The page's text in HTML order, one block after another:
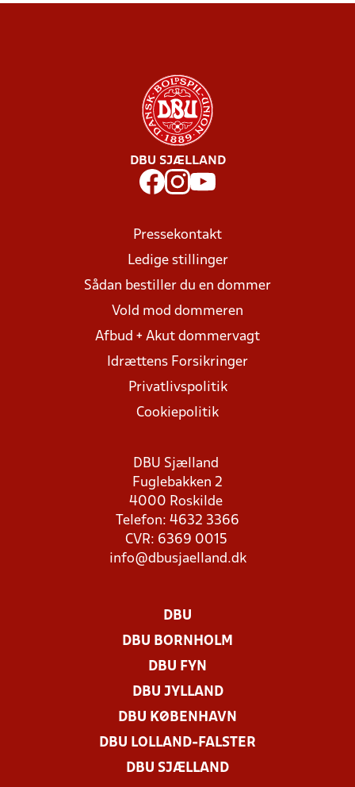
DBU SJÆLLAND
Pressekontakt
Ledige stillinger
Sådan bestiller du en dommer
Vold mod dommeren
Afbud + Akut dommervagt
Idrættens Forsikringer
Privatlivspolitik
Cookiepolitik
DBU Sjælland
Fuglebakken 2
4000 Roskilde
Telefon: 4632 3366
CVR: 6369 0015
info@dbusjaelland.dk
DBU
DBU BORNHOLM
DBU FYN
DBU JYLLAND
DBU KØBENHAVN
DBU LOLLAND-FALSTER
DBU SJÆLLAND